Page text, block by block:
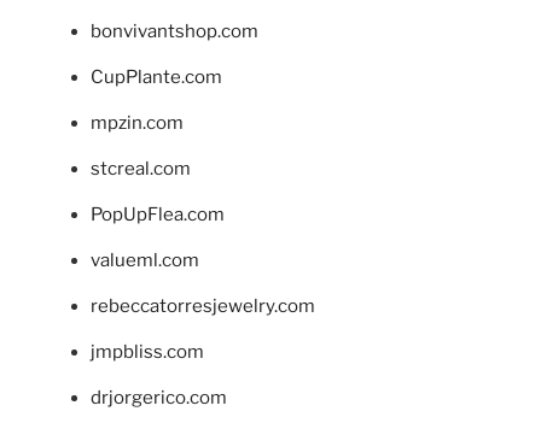
bonvivantshop.com
CupPlante.com
mpzin.com
stcreal.com
PopUpFlea.com
valueml.com
rebeccatorresjewelry.com
jmpbliss.com
drjorgerico.com